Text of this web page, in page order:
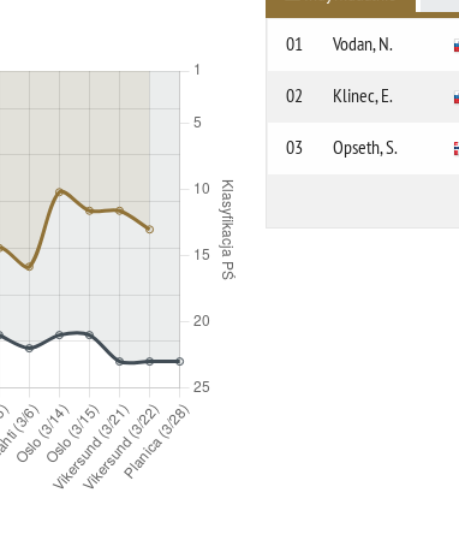
01 Vodan, N.
02 Klinec, E.
03 Opseth, S.